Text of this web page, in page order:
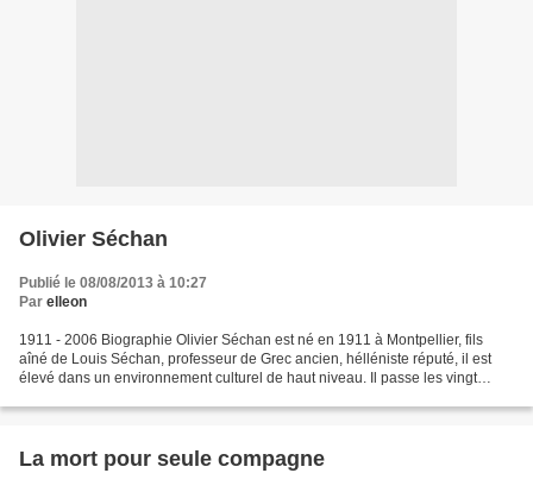
Olivier Séchan
Publié le 08/08/2013 à 10:27
Par elleon
1911 - 2006 Biographie Olivier Séchan est né en 1911 à Montpellier, fils
aîné de Louis Séchan, professeur de Grec ancien, hélléniste réputé, il est
élevé dans un environnement culturel de haut niveau. Il passe les vingt
La mort pour seule compagne